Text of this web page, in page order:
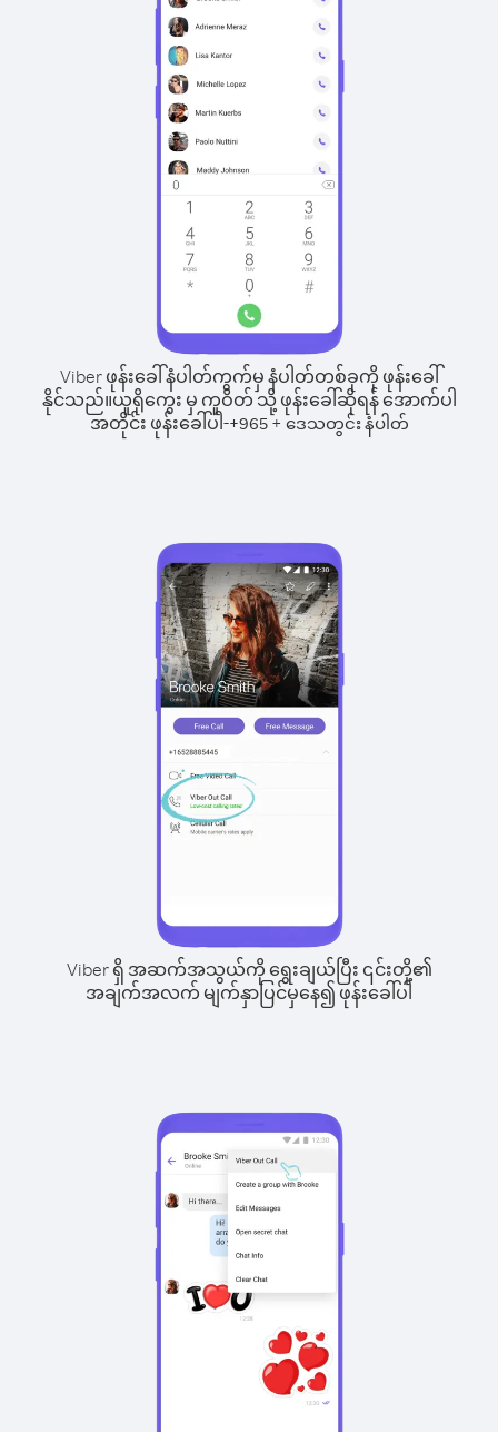
Viber ဖုန်းခေါ်နံပါတ်ကွက်မှ နံပါတ်တစ်ခုကို ဖုန်းခေါ်
နိုင်သည်။ယူရိုကွေး မှ ကူဝိတ် သို့ ဖုန်းခေါ်ဆိုရန် အောက်ပါ
အတိုင်း ဖုန်းခေါ်ပါ-+965+ ဒေသတွင်း နံပါတ်
Viber ရှိ အဆက်အသွယ်ကို ရွေးချယ်ပြီး ၎င်းတို့၏
အချက်အလက် မျက်နှာပြင်မှနေ၍ ဖုန်းခေါ်ပါ